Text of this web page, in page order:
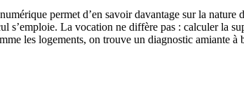
permet d’en savoir davantage sur la nature
s’emploie. La vocation ne diffère pas : calculer la
les logements, on trouve un diagnostic amiante à